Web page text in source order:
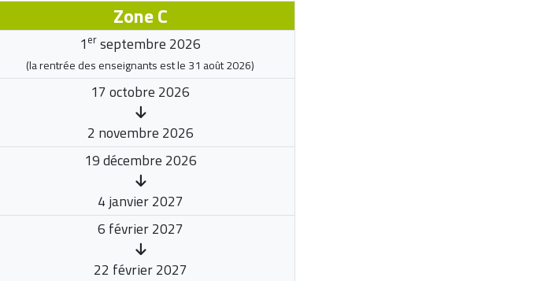
Zone C
1 er septembre 2026
(la rentrée des enseignants est le 31 août 2026)
17 octobre 2026
2 novembre 2026
19 décembre 2026
4 janvier 2027
6 février 2027
22 février 2027